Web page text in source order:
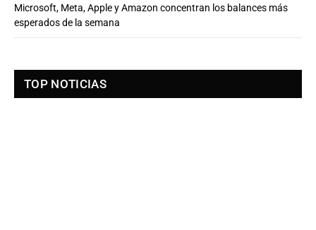
Microsoft, Meta, Apple y Amazon concentran los balances más
esperados de la semana
TOP NOTICIAS